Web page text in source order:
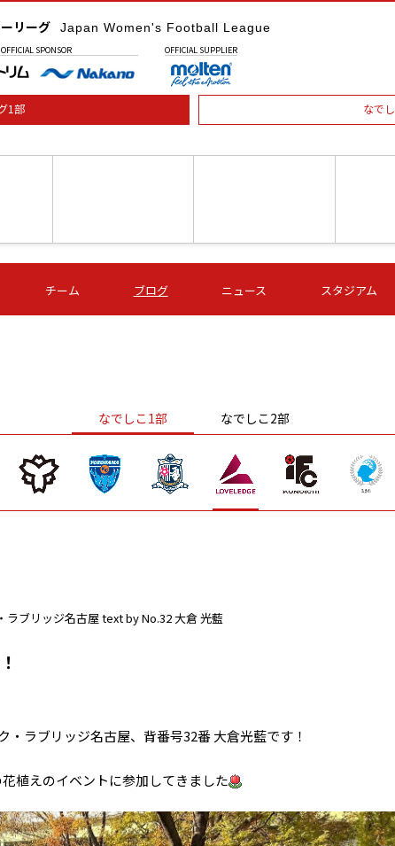
リーグ Japan Women's Football League
OFFICIAL SPONSOR OFFICIAL SUPPLIER
1部 なで
15:00 第16節 09/05 (土) 16:00
ＡＧＦ
-
いちご
-
第16節
チーム ブログ ニュース スタジアム
なでしこ1部 なでしこ2部
ラブリッジ名古屋text by No.32 大倉 光藍
ラブリッジ名古屋、背番号32番 大倉光藍です！
植えのイベントに参加してきました